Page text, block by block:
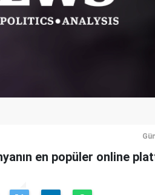
en popüler online